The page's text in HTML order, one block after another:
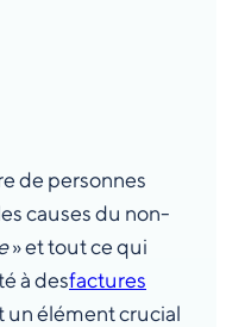
de personnes
causes du non-
» et tout ce qui
à desfactures
un élément crucial